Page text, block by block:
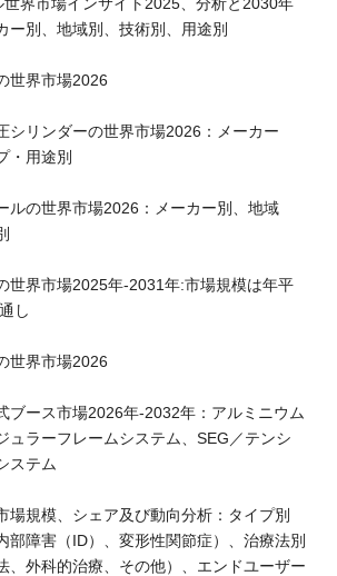
ー別、地域別、技術別、用途別
世界市場2026
シリンダーの世界市場2026：メーカー
・用途別
ルの世界市場2026：メーカー別、地域
世界市場2025年-2031年:市場規模は年平
し
世界市場2026
ブース市場2026年-2032年：アルミニウム
ュラーフレームシステム、SEG／テンシ
ステム
場規模、シェア及び動向分析：タイプ別
部障害（ID）、変形性関節症）、治療法別
、外科的治療、その他）、エンドユーザー